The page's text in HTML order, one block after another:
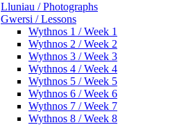
Lluniau / Photographs
Gwersi / Lessons
Wythnos 1 / Week 1
Wythnos 2 / Week 2
Wythnos 3 / Week 3
Wythnos 4 / Week 4
Wythnos 5 / Week 5
Wythnos 6 / Week 6
Wythnos 7 / Week 7
Wythnos 8 / Week 8